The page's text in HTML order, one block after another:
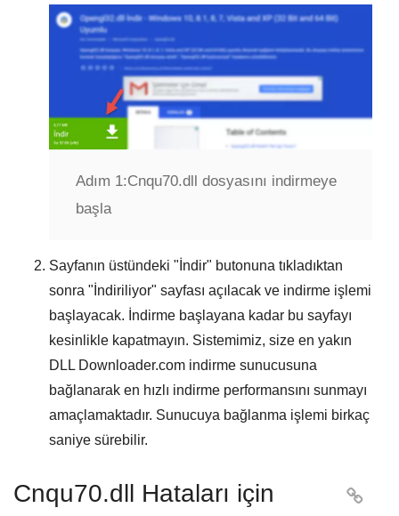
Adım 1:Cnqu70.dll dosyasını indirmeye
başla
Sayfanın üstündeki " İndir" butonuna tıkladıktan
sonra " İndiriliyor" sayfası açılacak ve indirme işlemi
başlayacak. İndirme başlayana kadar bu sayfayı
kesinlikle kapatmayın. Sistemimiz, size en yakın
DLL Downloader.com indirme sunucusuna
bağlanarak en hızlı indirme performansını sunmayı
amaçlamaktadır. Sunucuya bağlanma işlemi birkaç
saniye sürebilir.
Cnqu70.dll Hataları için
